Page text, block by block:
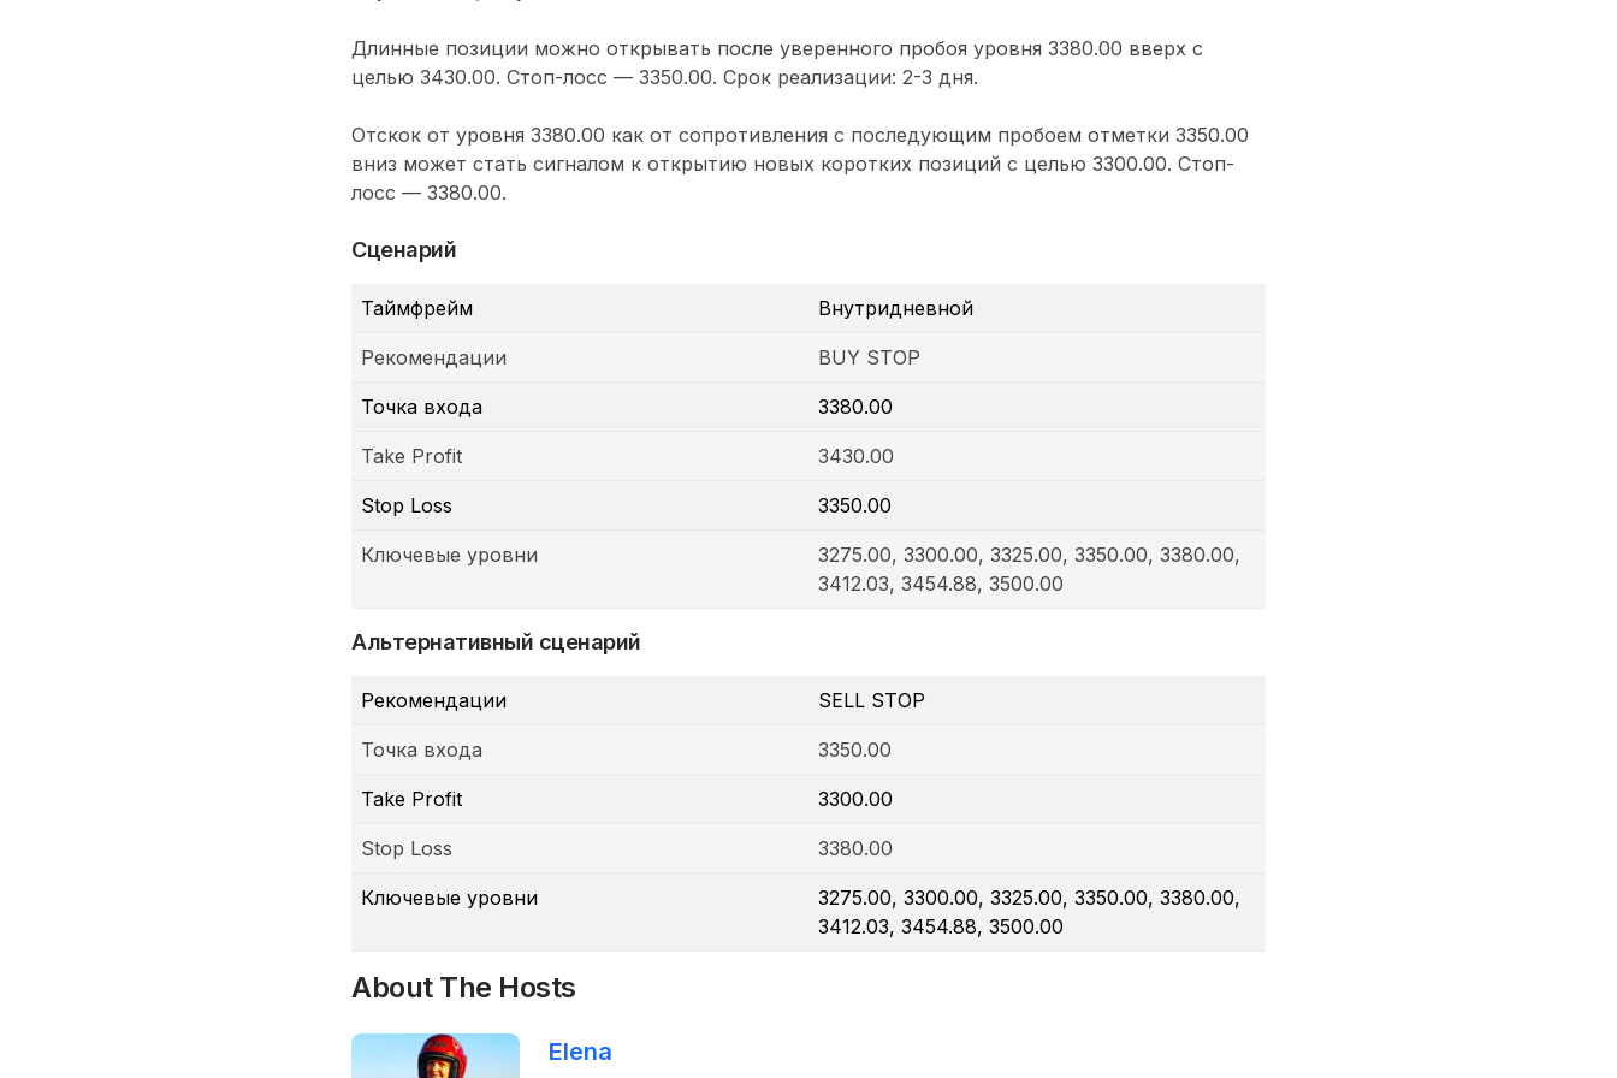
Длинные позиции можно открывать после уверенного пробоя уровня 3380.00 вверх с
целью 3430.00. Стоп-лосс — 3350.00. Срок реализации: 2-3 дня.
Отскок от уровня 3380.00 как от сопротивления с последующим пробоем отметки 3350.00
вниз может стать сигналом к открытию новых коротких позиций с целью 3300.00. Стоп-
лосс — 3380.00.
Сценарий
Таймфрейм Внутридневной
Рекомендации BUY STOP
Точка входа 3380.00
Take Profit 3430.00
Stop Loss 3350.00
Ключевые уровни
3275.00, 3300.00, 3325.00, 3350.00, 3380.00,
3412.03, 3454.88, 3500.00
Альтернативный сценарий
Рекомендации SELL STOP
Точка входа 3350.00
Take Profit 3300.00
Stop Loss 3380.00
Ключевые уровни
3275.00, 3300.00, 3325.00, 3350.00, 3380.00,
3412.03, 3454.88, 3500.00
About The Hosts
Elena